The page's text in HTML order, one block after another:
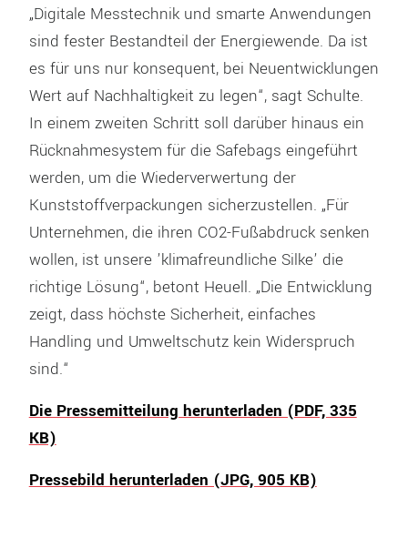
„Digitale Messtechnik und smarte Anwendungen
sind fester Bestandteil der Energiewende. Da ist
es für uns nur konsequent, bei Neuentwicklungen
Wert auf Nachhaltigkeit zu legen“, sagt Schulte.
In einem zweiten Schritt soll darüber hinaus ein
Rücknahmesystem für die Safebags eingeführt
werden, um die Wiederverwertung der
Kunststoffverpackungen sicherzustellen. „Für
Unternehmen, die ihren CO2-Fußabdruck senken
wollen, ist unsere ’klimafreundliche Silke’ die
richtige Lösung“, betont Heuell. „Die Entwicklung
zeigt, dass höchste Sicherheit, einfaches
Handling und Umweltschutz kein Widerspruch
sind.“
Die Pressemitteilung herunterladen (PDF, 335
KB)
Pressebild herunterladen (JPG, 905 KB)